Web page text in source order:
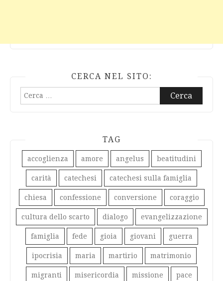
CERCA NEL SITO:
Ricerca
per:
TAG
accoglienza amore angelus beatitudini
carità catechesi catechesi sulla famiglia
chiesa confessione conversione coraggio
cultura dello scarto dialogo evangelizzazione
famiglia fede gioia giovani guerra
ipocrisia maria martirio matrimonio
migranti misericordia missione pace